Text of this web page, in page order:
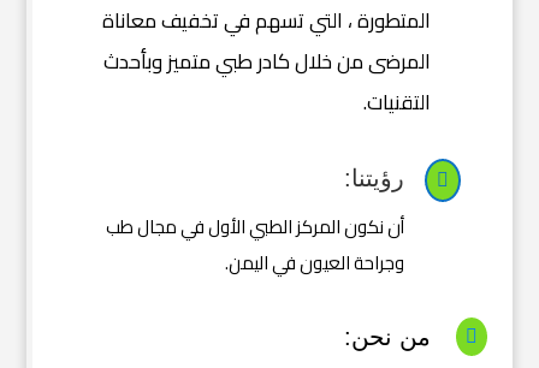
المتطورة ، التي تسهم في تخفيف معاناة
المرضى من خلال كادر طبي متميز وبأحدث
التقنيات.
 رؤيتنا:
أن نكون المركز الطبي الأول في مجال طب
وجراحة العيون في اليمن.
 من نحن: